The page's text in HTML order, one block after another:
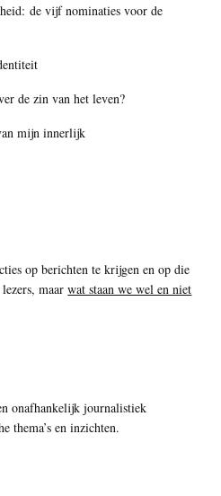
de vijf nominaties voor de
de zin van het leven?
mijn innerlijk
op berichten te krijgen en op die
maarwat staan we wel en niet
onafhankelijk journalistiek
thema’s en inzichten.